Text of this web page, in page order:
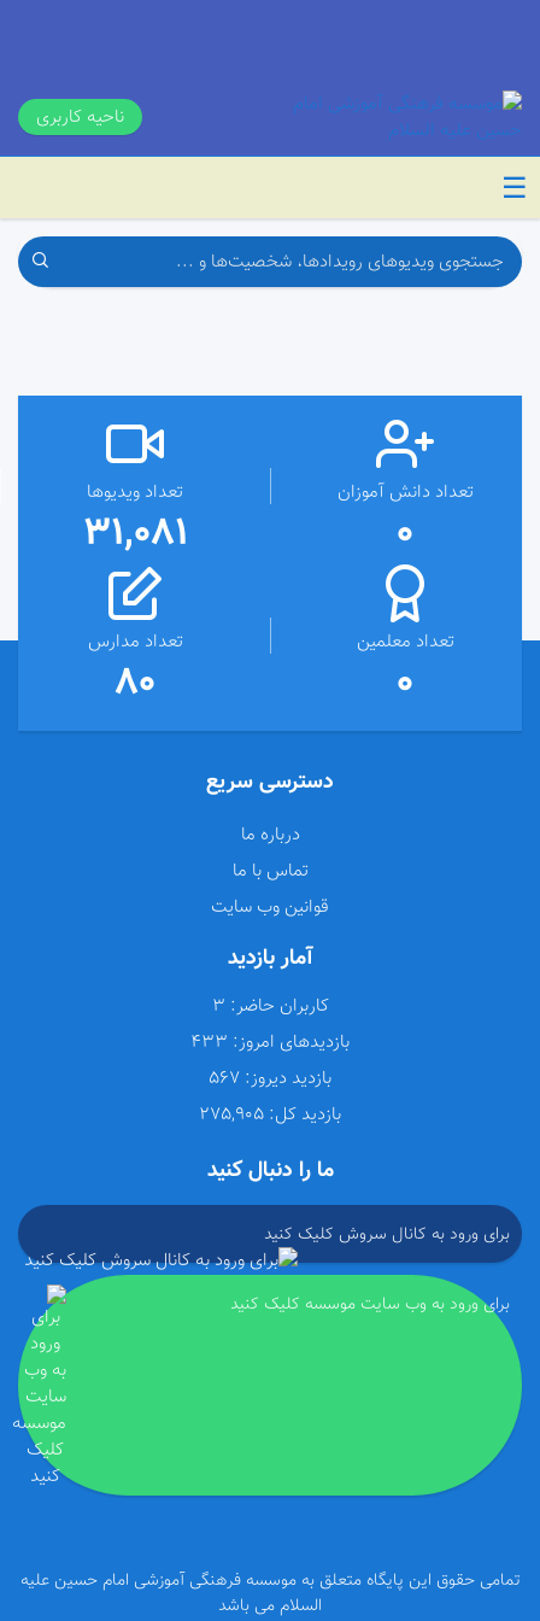
ناحیه کاربری
☰
تعداد دانش آموزان
0
تعداد ویدیوها
31,081
تعداد معلمین
0
تعداد مدارس
80
دسترسی سریع
درباره ما
تماس با ما
قوانین وب سایت
آمار بازدید
کاربران حاضر:
بازدیدهای امروز:
بازدید دیروز:
بازدید کل:
ما را دنبال کنید
برای ورود به کانال سروش کلیک کنید
برای ورود به وب سایت موسسه کلیک کنید
تمامی حقوق این پایگاه متعلق به موسسه فرهنگی آموزشی امام حسین علیه
السلام می باشد